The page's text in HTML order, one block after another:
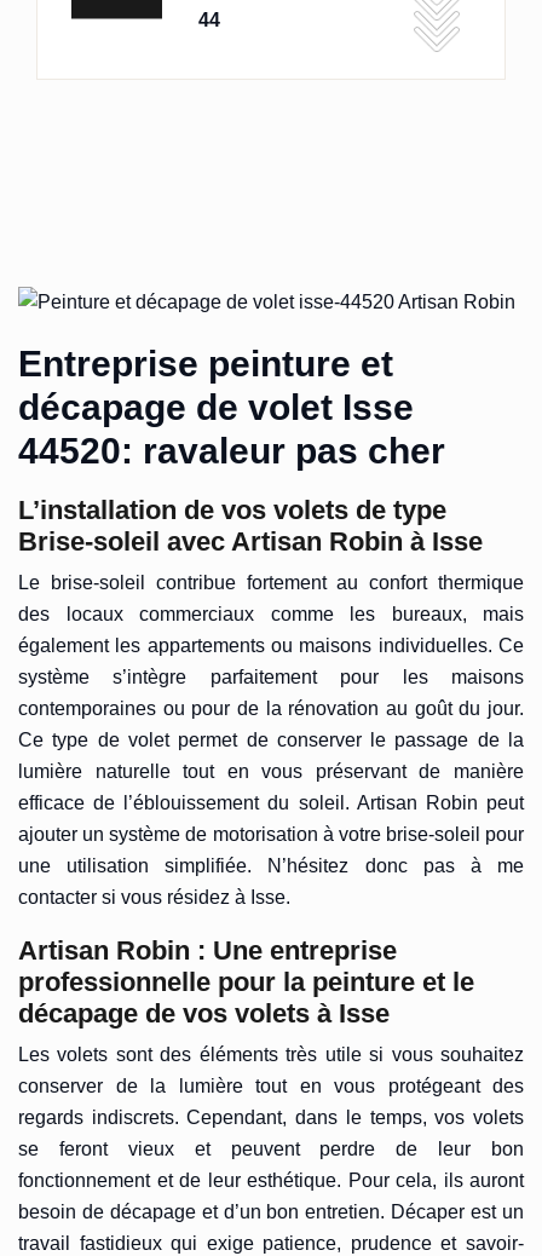
44
Entreprise peinture et
décapage de volet Isse
44520: ravaleur pas cher
L’installation de vos volets de type
Brise-soleil avec Artisan Robin à Isse
Le brise-soleil contribue fortement au confort thermique
des locaux commerciaux comme les bureaux, mais
également les appartements ou maisons individuelles. Ce
système s’intègre parfaitement pour les maisons
contemporaines ou pour de la rénovation au goût du jour.
Ce type de volet permet de conserver le passage de la
lumière naturelle tout en vous préservant de manière
efficace de l’éblouissement du soleil. Artisan Robin peut
ajouter un système de motorisation à votre brise-soleil pour
une utilisation simplifiée. N’hésitez donc pas à me
contacter si vous résidez à Isse.
Artisan Robin : Une entreprise
professionnelle pour la peinture et le
décapage de vos volets à Isse
Les volets sont des éléments très utile si vous souhaitez
conserver de la lumière tout en vous protégeant des
regards indiscrets. Cependant, dans le temps, vos volets
se feront vieux et peuvent perdre de leur bon
fonctionnement et de leur esthétique. Pour cela, ils auront
besoin de décapage et d’un bon entretien. Décaper est un
travail fastidieux qui exige patience, prudence et savoir-